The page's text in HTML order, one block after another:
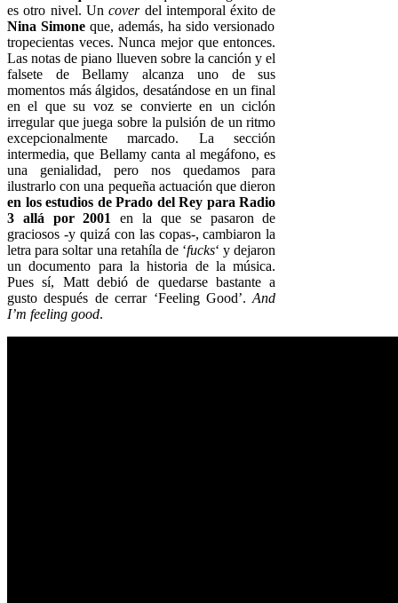
es otro nivel. Uncoverdel intemporal éxito de
Nina Simone que, además, ha sido versionado
tropecientas veces. Nunca mejor que entonces.
Las notas de piano llueven sobre la canción y el
falsete de Bellamy alcanza uno de sus
momentos más álgidos, desatándose en un final
en el que su voz se convierte en un ciclón
irregular que juega sobre la pulsión de un ritmo
excepcionalmente marcado. La sección
intermedia, que Bellamy canta al megáfono, es
una genialidad, pero nos quedamos para
ilustrarlo con una pequeña actuación que dieron
en los estudios de Prado del Rey para Radio
3 allá por 2001
en la que se pasaron de
graciosos -y quizá con las copas-, cambiaron la
letra para soltar una retahíla de ‘fucks‘ y dejaron
un documento para la historia de la música.
Pues sí, Matt debió de quedarse bastante a
gusto después de cerrar ‘Feeling Good’.And
I’m feeling good.